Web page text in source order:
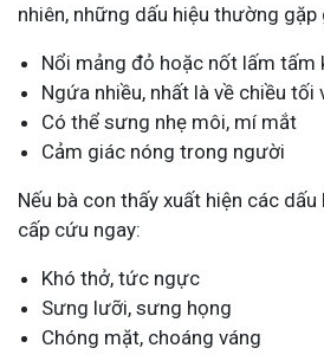
nhiên, những dấu hiệu thường gặp
Nổi mảng đỏ hoặc nốt lấm tấm
Ngứa nhiều, nhất là về chiều tối
Có thể sưng nhẹ môi, mí mắt
Cảm giác nóng trong người
Nếu bà con thấy xuất hiện các
cấp cứu ngay:
Khó thở, tức ngực
Sưng lưỡi, sưng họng
Chóng mặt, choáng váng